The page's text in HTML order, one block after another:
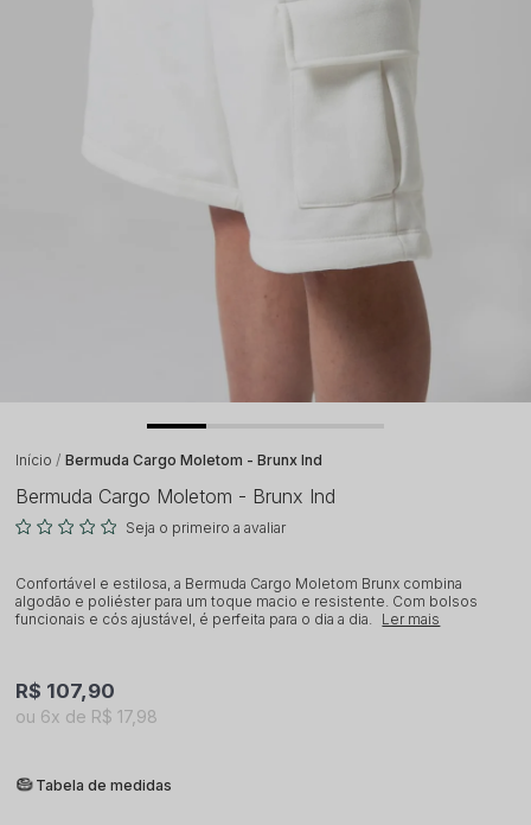
Início Bermuda Cargo Moletom - Brunx Ind
Bermuda Cargo Moletom - Brunx Ind
Seja o primeiro a avaliar
Confortável e estilosa, a Bermuda Cargo Moletom Brunx combina
algodão e poliéster para um toque macio e resistente. Com bolsos
funcionais e cós ajustável, é perfeita para o dia a dia.
Ler mais
R$ 107,90
6x R$ 17,98
Tabela de medidas